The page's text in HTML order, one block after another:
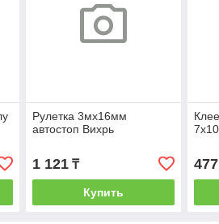
Рулетка 3мх16мм
автостоп Вихрь
1 121₸
Купить
477